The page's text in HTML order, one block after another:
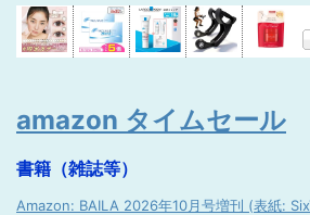
amazon タイムセール
書籍（雑誌等）
Amazon: BAILA 2026年10月号増刊 (表紙: